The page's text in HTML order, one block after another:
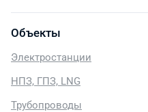
Объекты
Электростанции
НПЗ, ГПЗ, LNG
Трубопроводы